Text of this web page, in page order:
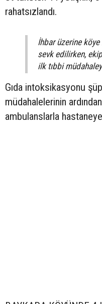
rahatsızlandı.
İhbar üzerine
sevk edilirken,
ilk tıbbi
Gıda intoksikasyonu
müdahalelerinin
ambulanslarla